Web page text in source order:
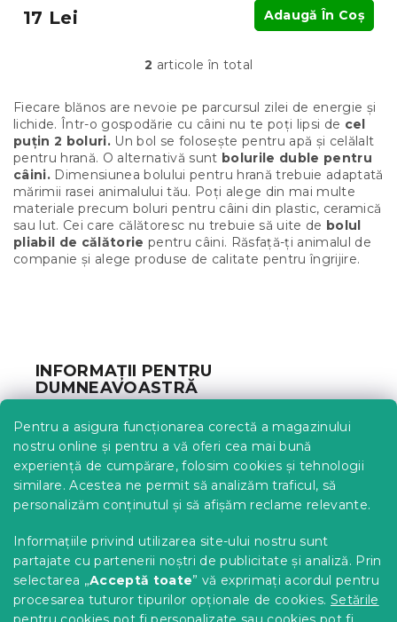
Pentru a asigura funcționarea corectă a magazinului
nostru online și pentru a vă oferi cea mai bună
experiență de cumpărare, folosim cookies și tehnologii
similare. Acestea ne permit să analizăm traficul, să
personalizăm conținutul și să afișăm reclame relevante.
Informațiile privind utilizarea site-ului nostru sunt
partajate cu partenerii noștri de publicitate și analiză. Prin
selectarea „Acceptă toate” vă exprimați acordul pentru
procesarea tuturor tipurilor opționale de cookies. Setările
17 Lei Adaugă În Coş
C
n
t
r
o
l
u
l
l
i
s
r
2 articole în total
Fiecare blănos are nevoie pe parcursul zilei de energie și
lichide. Într-o gospodărie cu câini nu te poți lipsi de cel
puțin 2 boluri. Un bol se folosește pentru apă și celălalt
pentru hrană. O alternativă sunt bolurile duble pentru
câini. Dimensiunea bolului pentru hrană trebuie adaptată
mărimii rasei animalului tău. Poți alege din mai multe
materiale precum boluri pentru câini din plastic, ceramică
sau lut. Cei care călătoresc nu trebuie să uite de bolul
pliabil de călătorie pentru câini. Răsfață-ți animalul de
companie și alege produse de calitate pentru îngrijire.
o
INFORMAȚII PENTRU
DUMNEAVOASTRĂ
Urmărirea comenzii
Opțiuni de livrare
Metode de plată
Reclamații și retururi
Contact
Protecția datelor cu caracter personal
Achizitii SEAP
Tabel mărimi